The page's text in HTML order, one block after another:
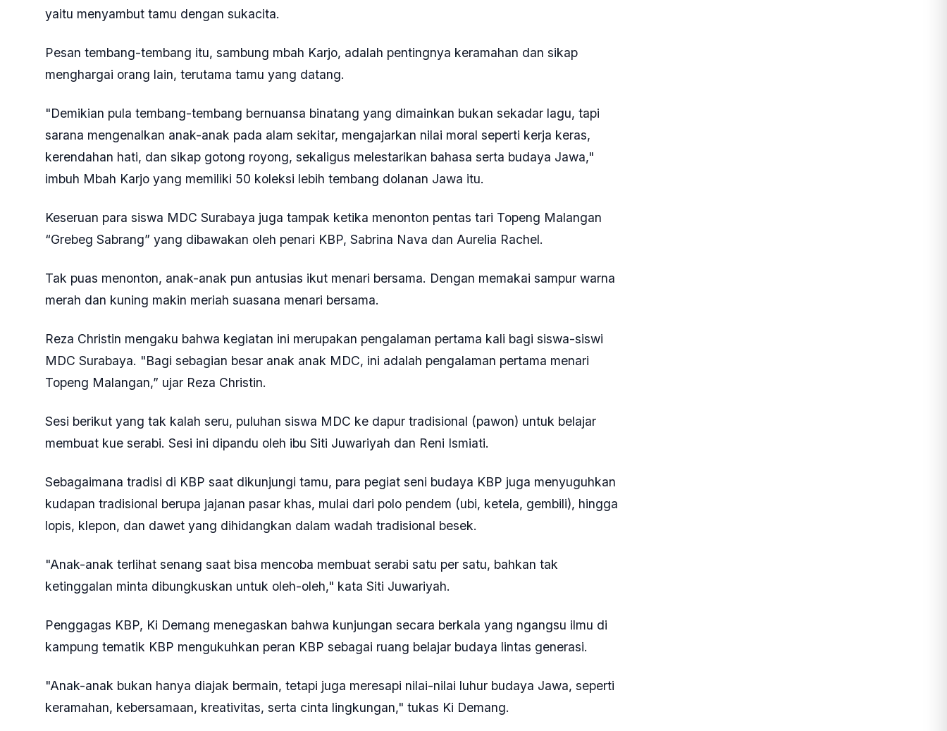
yaitu menyambut tamu dengan sukacita.
Pesan tembang-tembang itu, sambung mbah Karjo, adalah pentingnya keramahan dan sikap
menghargai orang lain, terutama tamu yang datang.
"Demikian pula tembang-tembang bernuansa binatang yang dimainkan bukan sekadar lagu, tapi
sarana mengenalkan anak-anak pada alam sekitar, mengajarkan nilai moral seperti kerja keras,
kerendahan hati, dan sikap gotong royong, sekaligus melestarikan bahasa serta budaya Jawa,"
imbuh Mbah Karjo yang memiliki 50 koleksi lebih tembang dolanan Jawa itu.
Keseruan para siswa MDC Surabaya juga tampak ketika menonton pentas tari Topeng Malangan
“Grebeg Sabrang” yang dibawakan oleh penari KBP, Sabrina Nava dan Aurelia Rachel.
Tak puas menonton, anak-anak pun antusias ikut menari bersama. Dengan memakai sampur warna
merah dan kuning makin meriah suasana menari bersama.
Reza Christin mengaku bahwa kegiatan ini merupakan pengalaman pertama kali bagi siswa-siswi
MDC Surabaya. "Bagi sebagian besar anak anak MDC, ini adalah pengalaman pertama menari
Topeng Malangan,” ujar Reza Christin.
Sesi berikut yang tak kalah seru, puluhan siswa MDC ke dapur tradisional (pawon) untuk belajar
membuat kue serabi. Sesi ini dipandu oleh ibu Siti Juwariyah dan Reni Ismiati.
Sebagaimana tradisi di KBP saat dikunjungi tamu, para pegiat seni budaya KBP juga menyuguhkan
kudapan tradisional berupa jajanan pasar khas, mulai dari polo pendem (ubi, ketela, gembili), hingga
lopis, klepon, dan dawet yang dihidangkan dalam wadah tradisional besek.
"Anak-anak terlihat senang saat bisa mencoba membuat serabi satu per satu, bahkan tak
ketinggalan minta dibungkuskan untuk oleh-oleh," kata Siti Juwariyah.
Penggagas KBP, Ki Demang menegaskan bahwa kunjungan secara berkala yang ngangsu ilmu di
kampung tematik KBP mengukuhkan peran KBP sebagai ruang belajar budaya lintas generasi.
"Anak-anak bukan hanya diajak bermain, tetapi juga meresapi nilai-nilai luhur budaya Jawa, seperti
keramahan, kebersamaan, kreativitas, serta cinta lingkungan," tukas Ki Demang.